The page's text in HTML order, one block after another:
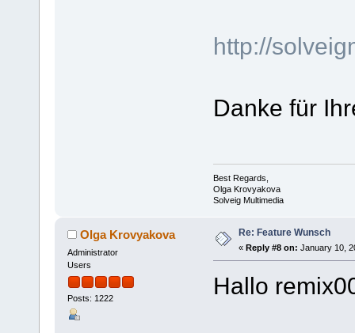
http://
Danke für
Best Regards,
Olga Krovyakova
Solveig Multimedia
Olga Krovyakova
Administrator
Users
Posts: 1222
Re: Feature Wunsch
« Reply #8 on: January 10,
Hallo